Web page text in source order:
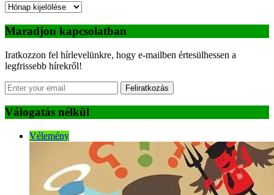
Archívum
Maradjon kapcsolatban
Iratkozzon fel hírlevelünkre, hogy e-mailben értesülhessen a
legfrissebb hírekről!
Feliratkozás
Válogatás nélkül
Vélemény